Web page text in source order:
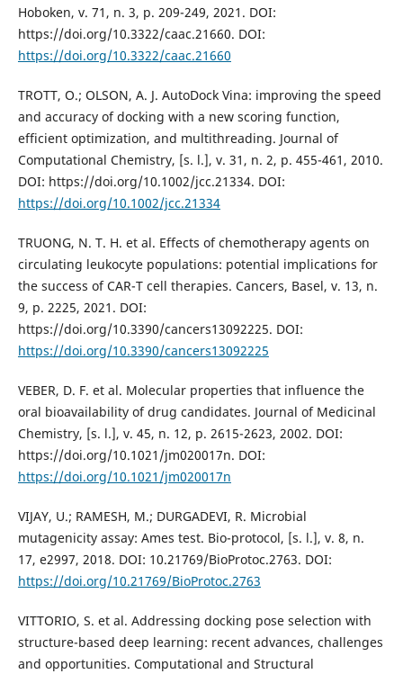
Hoboken, v. 71, n. 3, p. 209-249, 2021. DOI:
https://doi.org/10.3322/caac.21660. DOI:
https://doi.org/10.3322/caac.21660
TROTT, O.; OLSON, A. J. AutoDock Vina: improving the speed
and accuracy of docking with a new scoring function,
efficient optimization, and multithreading. Journal of
Computational Chemistry, [s. l.], v. 31, n. 2, p. 455-461, 2010.
DOI: https://doi.org/10.1002/jcc.21334. DOI:
https://doi.org/10.1002/jcc.21334
TRUONG, N. T. H. et al. Effects of chemotherapy agents on
circulating leukocyte populations: potential implications for
the success of CAR-T cell therapies. Cancers, Basel, v. 13, n.
9, p. 2225, 2021. DOI:
https://doi.org/10.3390/cancers13092225. DOI:
https://doi.org/10.3390/cancers13092225
VEBER, D. F. et al. Molecular properties that influence the
oral bioavailability of drug candidates. Journal of Medicinal
Chemistry, [s. l.], v. 45, n. 12, p. 2615-2623, 2002. DOI:
https://doi.org/10.1021/jm020017n. DOI:
https://doi.org/10.1021/jm020017n
VIJAY, U.; RAMESH, M.; DURGADEVI, R. Microbial
mutagenicity assay: Ames test. Bio-protocol, [s. l.], v. 8, n.
17, e2997, 2018. DOI: 10.21769/BioProtoc.2763. DOI:
https://doi.org/10.21769/BioProtoc.2763
VITTORIO, S. et al. Addressing docking pose selection with
structure-based deep learning: recent advances, challenges
and opportunities. Computational and Structural